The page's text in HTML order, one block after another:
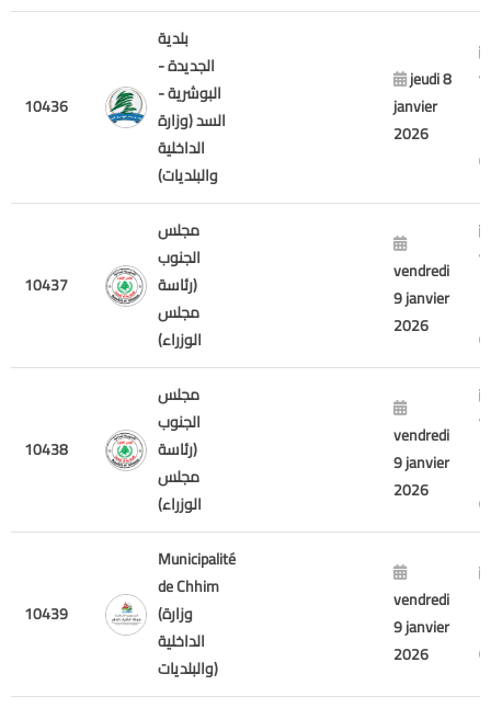
10436
بلدية
الجديدة -
البوشرية -
السد (وزارة
الداخلية
والبلديات)
jeudi 8
janvier
2026
10437
مجلس
الجنوب
(رئاسة
مجلس
الوزراء)
vendredi
9 janvier
2026
10438
مجلس
الجنوب
(رئاسة
مجلس
الوزراء)
vendredi
9 janvier
2026
10439
Municipalité
de Chhim
(وزارة
الداخلية
والبلديات)
vendredi
9 janvier
2026